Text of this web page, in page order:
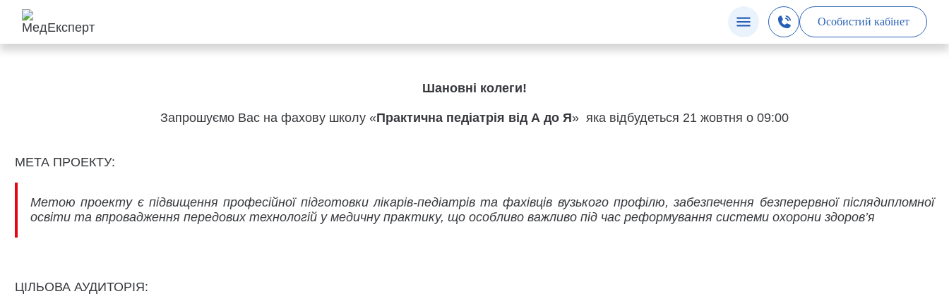
Особистий кабінет
Шановні колеги!
Запрошуємо Вас на фахову школу «Практична педіатрія від А до Я» яка відбудеться 21 жовтня о 09:00
МЕТА ПРОЕКТУ:
Метою проекту є підвищення професійної підготовки лікарів-педіатрів та фахівців вузького профілю, забезпечення безперервної післядипломної
освіти та впровадження передових технологій у медичну практику, що особливо важливо під час реформування системи охорони здоров’я
ЦІЛЬОВА АУДИТОРІЯ: